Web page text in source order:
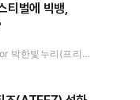
티벌에 빅뱅,
박한빛누리(프리랜서)